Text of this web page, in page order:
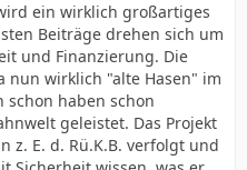
ein wirklich großartiges
Beiträge drehen sich um
und Finanzierung. Die
nun wirklich "alte Hasen" im
haben schon
geleistet. Das Projekt
z. E. d. Rü.K.B. verfolgt und